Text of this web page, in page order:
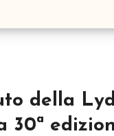
della
30ª